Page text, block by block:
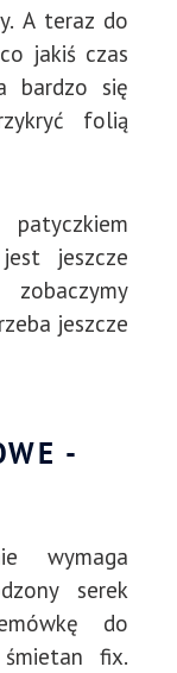
A teraz do
jakiś czas
bardzo się
folią
jeszcze
jeszcze
-
wymaga
serek
do
fix.